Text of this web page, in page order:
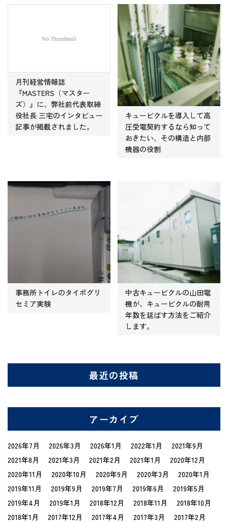
月刊経営情報誌
『MASTERS（マスター
ズ）』に、弊社前代表取締
役社長 三宅のインタビュー
記事が掲載されました。
キュービクルを導入して高
圧受電契約するなら知って
おきたい、その構造と内部
機器の役割
事務所トイレのタイポグリ
セミア実験
中古キュービクルの山田電
機が、キュービクルの耐用
年数を延ばす方法をご紹介
します。
最近の投稿
アーカイブ
2026年7月 2026年3月 2026年1月 2022年1月
2021年9月
2021年8月
2021年3月 2021年2月 2021年1月
2020年12月
2020年11月
2020年10月 2020年9月 2020年3月
2020年1月
2019年11月
2019年9月 2019年7月 2019年6月
2019年5月
2019年4月
2019年1月 2018年12月 2018年11月
2018年10月
2018年1月
2017年12月 2017年4月 2017年3月 2017年2月